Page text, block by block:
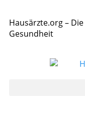
Hausärzte.org –
Gesundheit